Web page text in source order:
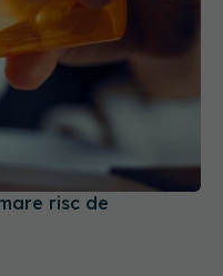
risc de